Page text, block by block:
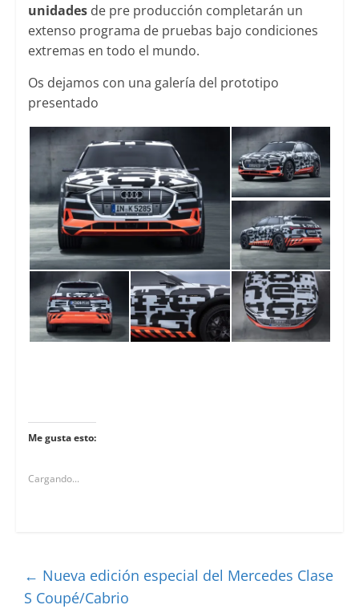
unidadesde pre producción completarán un
extenso programa de pruebas bajo condiciones
extremas en todo el mundo.
Os dejamos con una galería del prototipo
presentado
Me gusta esto:
Cargando...
← Nueva edición especial del Mercedes Clase
S Coupé/Cabrio